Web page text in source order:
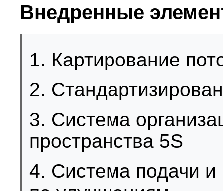
Внедренные
1. Картирование
2.
3. Система
пространства 5S
4. Система подачи